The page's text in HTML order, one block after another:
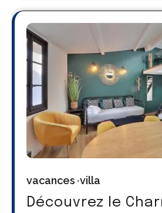
vacances villa
Découvrez le